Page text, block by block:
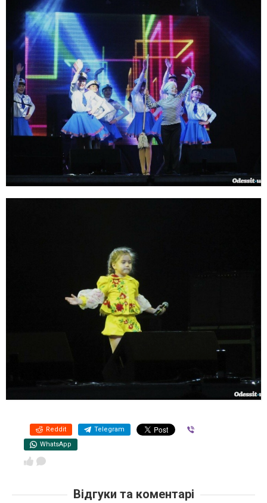
Reddit Telegram
WhatsApp
Відгуки та коментарі